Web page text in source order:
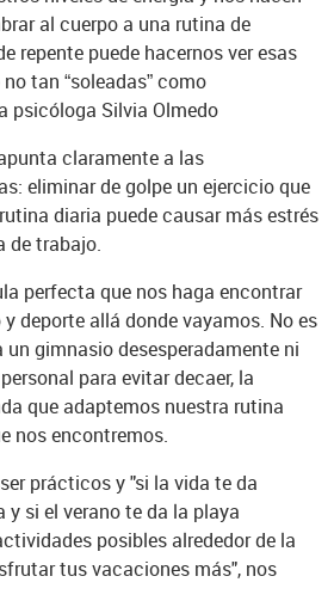
al cuerpo a una rutina de
repente puede hacernos ver esas
tan “soleadas” como
psicóloga Silvia Olmedo
claramente a las
eliminar de golpe un ejercicio que
diaria puede causar más estrés
de trabajo.
perfecta que nos haga encontrar
deporte allá donde vayamos. No es
gimnasio desesperadamente ni
para evitar decaer, la
que adaptemos nuestra rutina
nos encontremos.
prácticos y "si la vida te da
y si el verano te da la playa
posibles alrededor de la
tus vacaciones más", nos